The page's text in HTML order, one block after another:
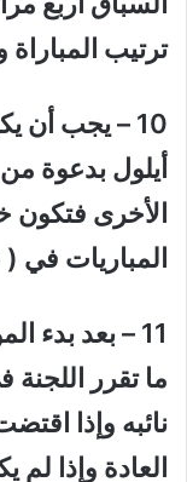
ترتيب المباراة
10 – يجب أن
أيلول بدعوة
الأخرى فتكون
المباريات في ( 5 ) تشرين الأول .
11 – بعد
ما تقرر
نائبه وإذا
العادة وإذا لم